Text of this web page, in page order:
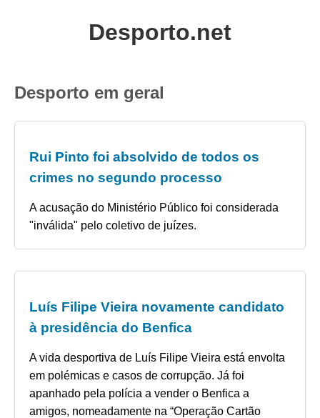
Desporto.net
Desporto em geral
Rui Pinto foi absolvido de todos os
crimes no segundo processo
A acusação do Ministério Público foi considerada
"inválida" pelo coletivo de juízes.
Luís Filipe Vieira novamente candidato
à presidência do Benfica
A vida desportiva de Luís Filipe Vieira está envolta
em polémicas e casos de corrupção. Já foi
apanhado pela polícia a vender o Benfica a
amigos, nomeadamente na “Operação Cartão